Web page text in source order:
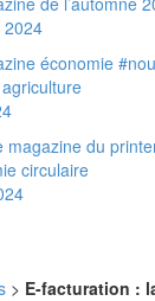
2024
> E-facturation :